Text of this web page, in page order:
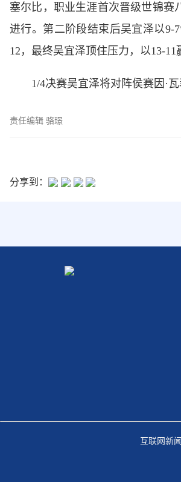
塞尔比，职业生涯首次晋级世锦赛
进行。第二阶段结束后吴宜泽以9-
12，最终吴宜泽顶住压力，以13-11
1/4决赛吴宜泽将对阵侯赛因·
责任编辑 骆璟
分享到：
互联网新